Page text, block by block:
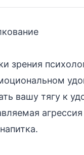
зрения
вашу тягу к